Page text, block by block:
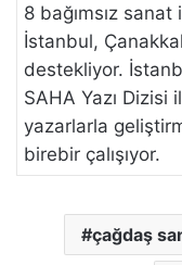
8 bağımsız
İstanbul,
destekliyor.
SAHA Yazı Dizisi
yazarlarla
birebir çalışıyor.
çağdaş